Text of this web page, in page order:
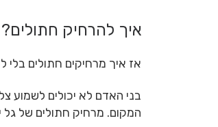
איך להרחיק חתולים?
אז איך מרחיקים חתולים
בני האדם לא יכולים לשמוע
המקום. מרחיק חתולים של גל